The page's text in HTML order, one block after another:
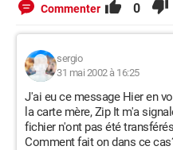
Commenter 0
sergio
31 mai 2002 à 16:25
J'ai eu ce message Hier en
la carte mère, Zip It m'a
fichier n'ont pas été
Comment fait on dans ce